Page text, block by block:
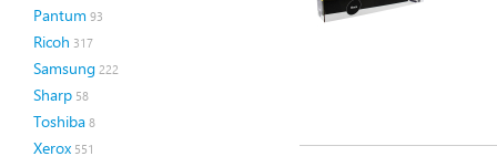
Pantum 93
Ricoh 317
Samsung 222
Sharp 58
Toshiba 8
Xerox 551